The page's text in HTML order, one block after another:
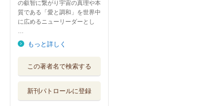
の叡智に繋がり宇宙の真理や本
質である「愛と調和」を世界中
に広めるニューリーダーとし
…
もっと詳しく
この著者名で検索する
新刊パトロールに登録
の手帳
毎日いいことが起